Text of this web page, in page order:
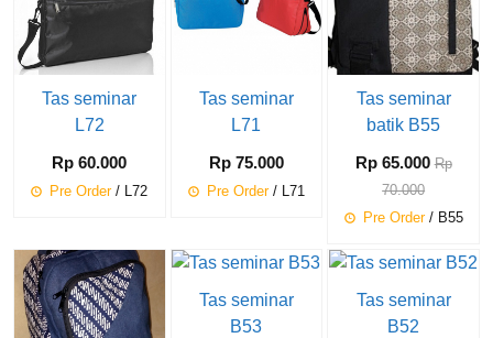
Tas seminar
L72
Rp 60.000
Pre Order/ L72
Tas seminar
L71
Rp 75.000
Pre Order/ L71
Tas seminar
batik B55
Rp 65.000 Rp
70.000
Pre Order/ B55
Tas seminar
B53
Tas seminar
B52